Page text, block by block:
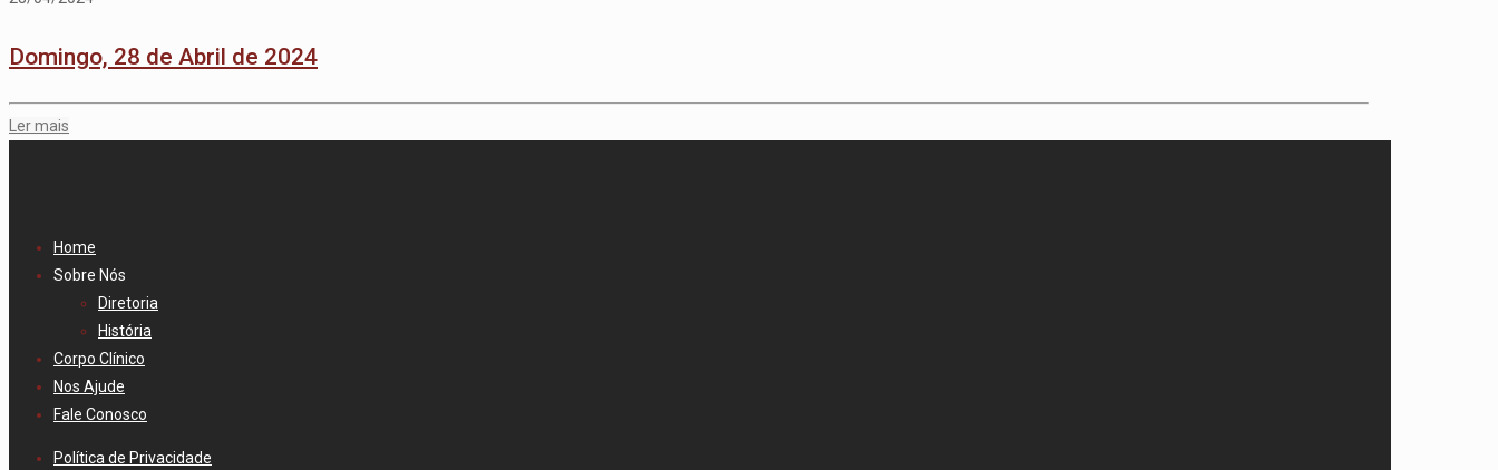
Domingo, 28 de Abril de 2024
Ler mais
Home
Sobre Nós
Diretoria
História
Corpo Clínico
Nos Ajude
Fale Conosco
Política de Privacidade